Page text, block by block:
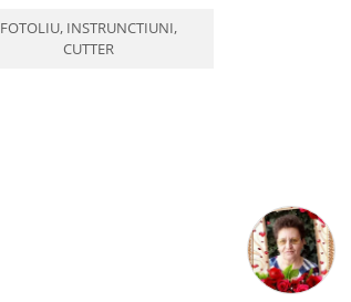
FOTOLIU, INSTRUNCTIUNI,
CUTTER